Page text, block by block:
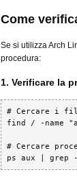
Come
Se si utilizza Arch
procedura:
1. Verificare la
# Cercare i
find / -name
# Cercare
ps aux | grep